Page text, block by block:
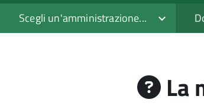
Scegli un'amministrazione...
La